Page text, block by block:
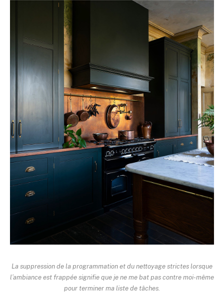
La suppression de la programmation et du nettoyage strictes lorsque
l’ambiance est frappée signifie que je ne me bat pas contre moi-même
pour terminer ma liste de tâches.